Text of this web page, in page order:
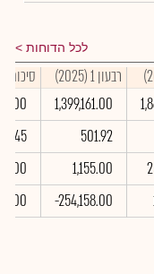
לכל הדוחות
רבעון 1 (2025)
סיכום
1,399,161.00
501.92
1,155.00
-254,158.00